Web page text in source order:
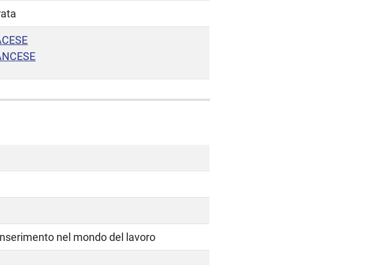
nel mondo del lavoro